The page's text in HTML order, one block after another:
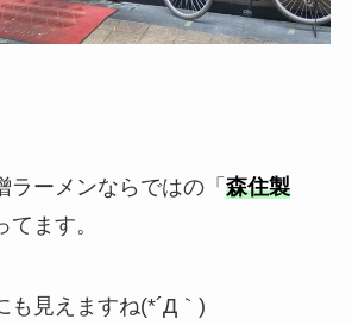
ラーメンならではの「 森住製
ます。
も見えますね(*´Д｀)